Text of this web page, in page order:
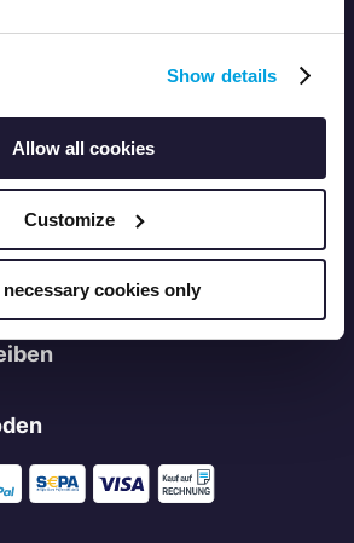
Show details
Allow all cookies
Customize
necessary cookies only
am Main